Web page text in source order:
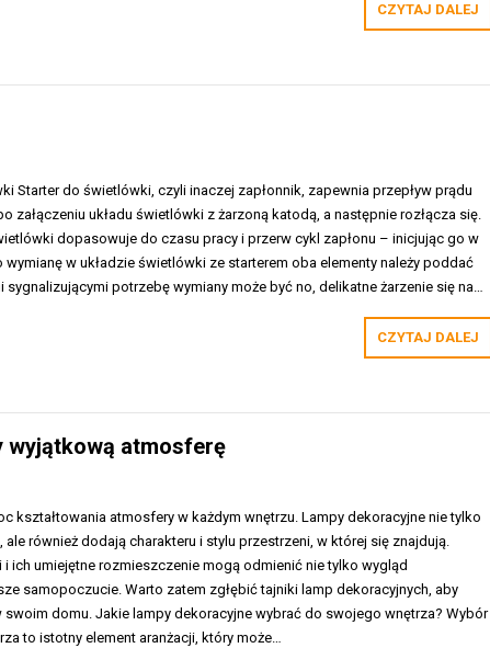
CZYTAJ DALEJ
Starter do świetlówki, czyli inaczej zapłonnik, zapewnia przepływ prądu
załączeniu układu świetlówki z żarzoną katodą, a następnie rozłącza się.
dopasowuje do czasu pracy i przerw cykl zapłonu – inicjując go w
w układzie świetlówki ze starterem oba elementy należy poddać
potrzebę wymiany może być no, delikatne żarzenie się na…
CZYTAJ DALEJ
wyjątkową atmosferę
kształtowania atmosfery w każdym wnętrzu. Lampy dekoracyjne nie tylko
ale również dodają charakteru i stylu przestrzeni, w której się znajdują.
ich umiejętne rozmieszczenie mogą odmienić nie tylko wygląd
samopoczucie. Warto zatem zgłębić tajniki lamp dekoracyjnych, aby
domu. Jakie lampy dekoracyjne wybrać do swojego wnętrza? Wybór
to istotny element aranżacji, który może…